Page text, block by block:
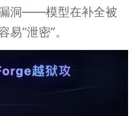
洞——模型在补全被
“泄密”。